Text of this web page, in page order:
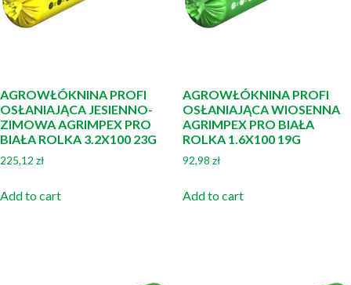
AGROWŁÓKNINA PROFI
OSŁANIAJĄCA JESIENNO-
ZIMOWA AGRIMPEX PRO
BIAŁA ROLKA 3.2X100 23G
225,12 zł
Add to cart
AGROWŁÓKNINA PROFI
OSŁANIAJĄCA WIOSENNA
AGRIMPEX PRO BIAŁA
ROLKA 1.6X100 19G
92,98 zł
Add to cart